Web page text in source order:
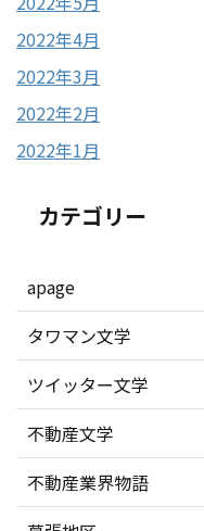
2022年4月
2022年3月
2022年2月
2022年1月
カテゴリー
apage
タワマン文学
ツイッター文学
不動産文学
不動産業界物語